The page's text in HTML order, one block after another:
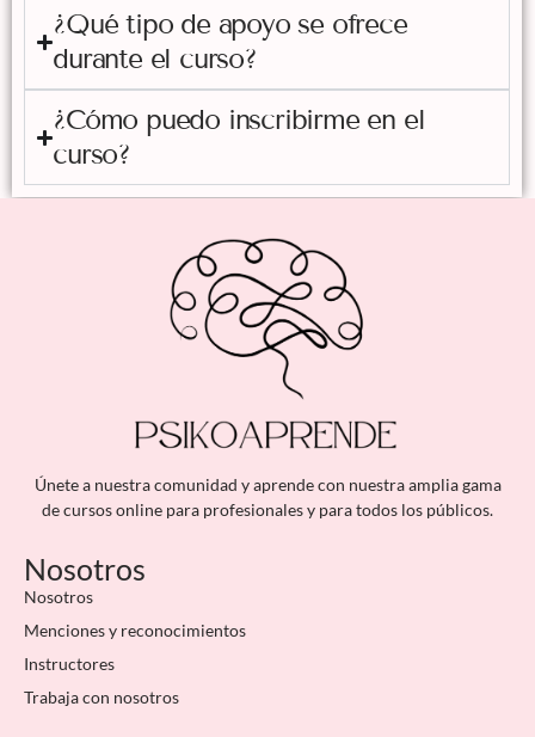
¿Qué tipo de apoyo se ofrece
durante el curso?
¿Cómo puedo inscribirme en el
curso?
Únete a nuestra comunidad y aprende con nuestra amplia gama
de cursos online para profesionales y para todos los públicos.
Nosotros
Nosotros
Menciones y reconocimientos
Instructores
Trabaja con nosotros